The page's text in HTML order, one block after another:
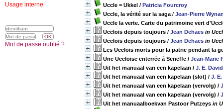
Uccle = Ukkel / Patricia Fourcroy
Uccle, la vérité sur la saga / Jean-Pierre
Uccle la verte. Carte du patrimoine vert
Ucclois depuis toujours / Jean Dehaes in
Ucclois depuis toujours / Jean Dehaes in
Les Ucclois morts pour la patrie pendant la
Une Uccloise enterrée à Seneffe / Jean-Marie
Uit het manuaal van een kapelaan / J. E.
Uit het manuaal van een kapelaan (slot) / J.
Uit het manuaal van een kapelaan (vervolg) /
Uit het manuaal van een kapelaan (vervolg) /
Uit het manuaalboekvan Pastoor Putzeys in
Usage interne
Mot de passe oublié ?